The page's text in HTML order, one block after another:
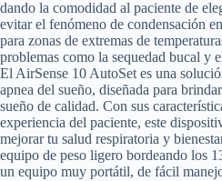
dando la comodidad al paciente de
evitar el fenómeno de condensación
para zonas de extremas de
problemas como la sequedad bucal y
El AirSense 10 AutoSet es una
apnea del sueño, diseñada para
sueño de calidad. Con sus
experiencia del paciente, este
mejorar tu salud respiratoria y
equipo de peso ligero bordeando los
un equipo muy portátil, de fácil